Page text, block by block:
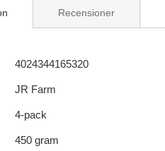
4024344165320
JR Farm
4-pack
450 gram
Recensioner